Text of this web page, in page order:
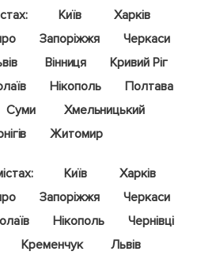
Київ
Харків
Запоріжжя
Черкаси
Вінниця
Кривий Ріг
Нікополь
Полтава
Суми
Хмельницький
Житомир
Київ
Харків
Запоріжжя
Черкаси
Нікополь
Чернівці
Кременчук
Львів